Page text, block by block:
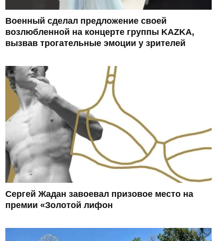
Военный сделал предложение своей
возлюбленной на концерте группы KAZKA,
вызвав трогательные эмоции у зрителей
Сергей Жадан завоевал призовое место на
премии «Золотой лифон